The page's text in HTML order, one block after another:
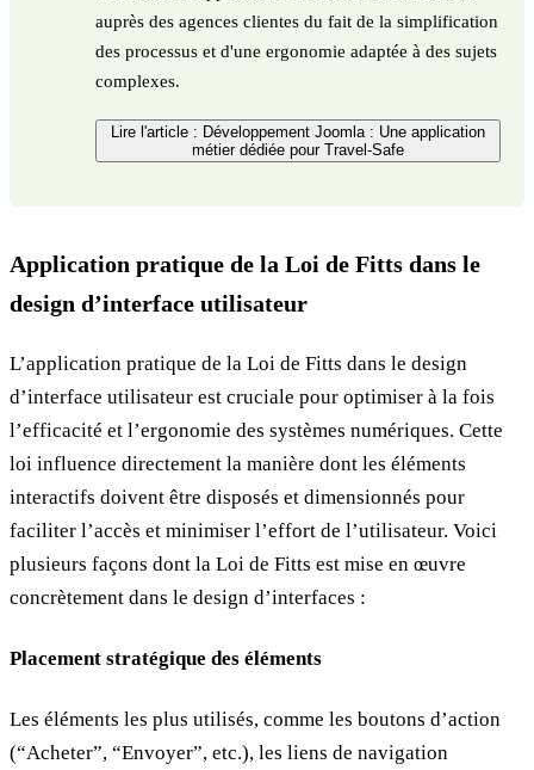
auprès des agences clientes du fait de la simplification
des processus et d'une ergonomie adaptée à des sujets
complexes.
Lire l'article : Développement Joomla : Une application
métier dédiée pour Travel-Safe
Application pratique de la Loi de Fitts dans le
design d’interface utilisateur
L’application pratique de la Loi de Fitts dans le design
d’interface utilisateur est cruciale pour optimiser à la fois
l’efficacité et l’ergonomie des systèmes numériques. Cette
loi influence directement la manière dont les éléments
interactifs doivent être disposés et dimensionnés pour
faciliter l’accès et minimiser l’effort de l’utilisateur. Voici
plusieurs façons dont la Loi de Fitts est mise en œuvre
concrètement dans le design d’interfaces :
Placement stratégique des éléments
Les éléments les plus utilisés, comme les boutons d’action
(“Acheter”, “Envoyer”, etc.), les liens de navigation